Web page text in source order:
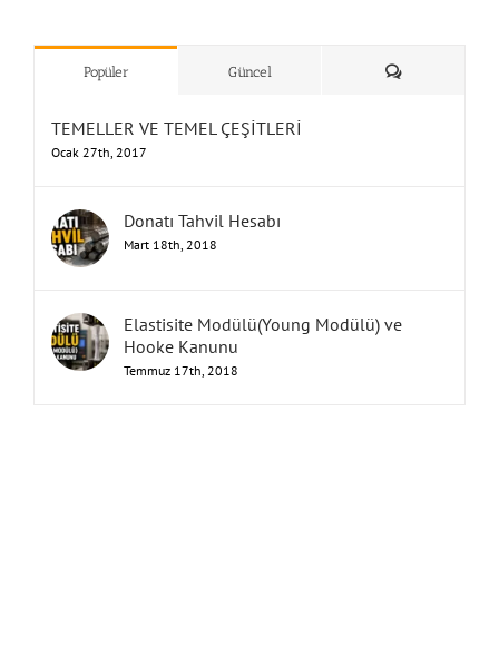
& ”Humbarahane”
Popüler Güncel Yorum
TEMELLER VE TEMEL ÇEŞİTLERİ
Ocak 27th, 2017
Donatı Tahvil Hesabı
Mart 18th, 2018
Elastisite Modülü(Young Modülü) ve
Hooke Kanunu
Temmuz 17th, 2018